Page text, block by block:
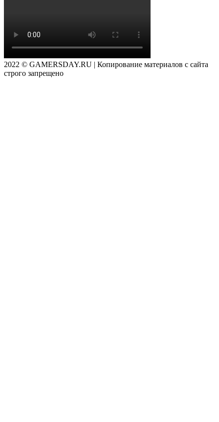
2022 © GAMERSDAY.RU | Копирование материалов с сайта
строго запрещено